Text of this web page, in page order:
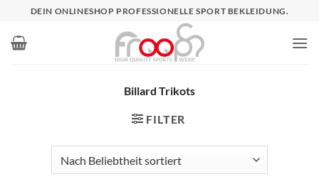
springen
DEIN ONLINESHOP PROFESSIONELLE SPORT BEKLEIDUNG.
Billard Trikots
FILTER